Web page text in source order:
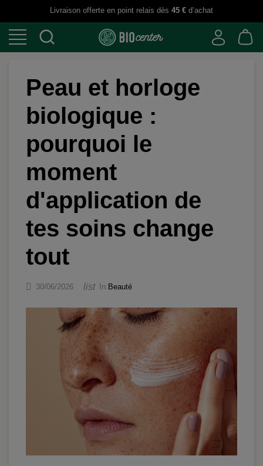
Livraison offerte en point relais dès 45 € d’achat
Peau et horloge
biologique :
pourquoi le
moment
d'application de
tes soins change
tout
 30/06/2026 list In: Beauté